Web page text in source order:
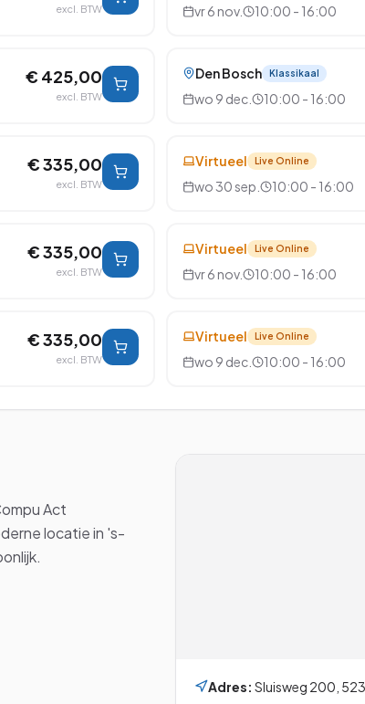
excl. BTW vr 6 nov. 10:00 - 16:00
€ 425,00
excl. BTW
Den Bosch Klassikaal
wo 9 dec. 10:00 - 16:00
€ 335,00
excl. BTW
Virtueel Live Online
wo 30 sep. 10:00 - 16:00
€ 335,00
excl. BTW
Virtueel Live Online
vr 6 nov. 10:00 - 16:00
€ 335,00
excl. BTW
Virtueel Live Online
wo 9 dec. 10:00 - 16:00
Act
locatie in 's-
Adres: Sluisweg 200